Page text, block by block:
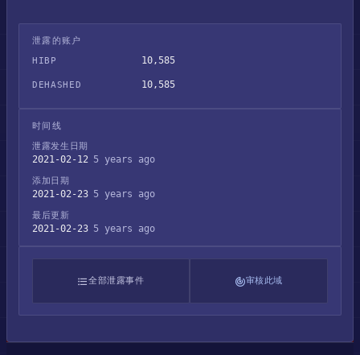
泄露的账户
HIBP
10,585
DEHASHED 10,585
时间线
泄露发生日期
2021-02-12 5 years ago
添加日期
2021-02-23 5 years ago
最后更新
2021-02-23 5 years ago
全部泄露事件 审核此域